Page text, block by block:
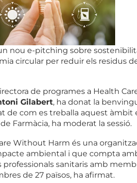
nou e-pitching sobre
circular per reduir els residus
de programes a Health
Gilabert, ha donat la
de com es treballa aquest àmbit
Farmàcia, ha moderat la sessió.
Without Harm és una
ambiental i que compta
sanitaris amb
de 27 països, ha afirmat.